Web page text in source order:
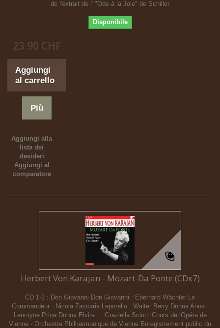
de l'extrait de l' "Ode à la Joie" de Schiller
Disponibile
23.90 CHF
Aggiungi
al carrello
Più
Aggiungi alla
lista dei
desideri
Aggiungi al
comparatore
Herbert Von Karajan - Mozart-Da Ponte (CDx7)
CD 1-2 : Don Giovanni Don Giovanni : Eberhard Wächter Le
Commandeur : Nicola Zaccaria Leporello : Walter Berry Donna Anna :
Leontyne Price Donna Elvira.... Graziella Sciutti Churs de lOpéra de
Vienne - Orchestre Philharmonique de Vienne Enregistrement public du